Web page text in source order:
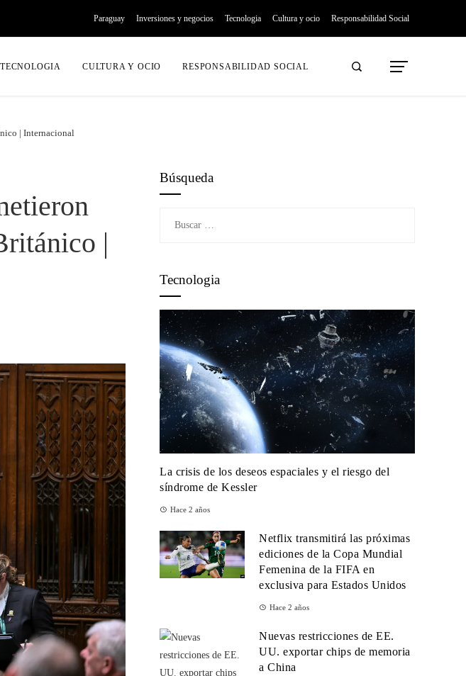
Paraguay Inversiones y negocios Tecnologia Cultura y ocio Responsabilidad Social
TECNOLOGIA CULTURA Y OCIO RESPONSABILIDAD SOCIAL
| Internacional
|
Búsqueda
Tecnologia
La crisis de los deseos espaciales y el riesgo del
síndrome de Kessler
Hace 2 años
Netflix transmitirá las próximas
ediciones de la Copa Mundial
Femenina de la FIFA en
exclusiva para Estados Unidos
Hace 2 años
Nuevas restricciones de EE.
UU. exportar chips de memoria
a China